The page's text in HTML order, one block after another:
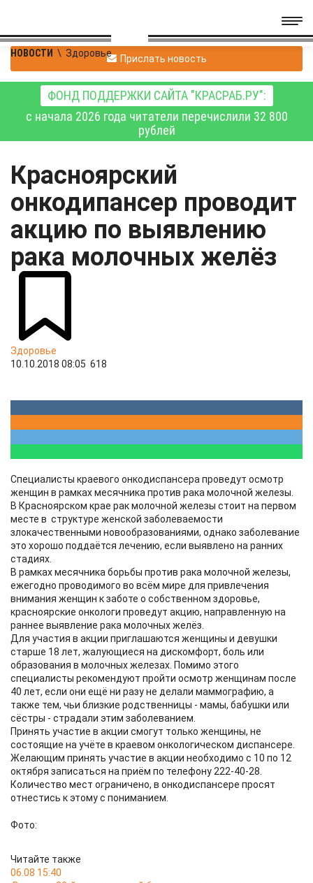
НОВОСТИ \ Здоровье Прислать новость
ФОНД ПОДДЕРЖКИ САЙТА "КРАСРАБ.РУ":
с начала 2026 года читатели перечислили 32 800
рублей
Красноярский
онкодипансер проводит
акцию по выявлению
рака молочных желёз
Здоровье
10.10.2018 08:05 618
Специалисты краевого онкодиспансера проведут осмотр
женщин в рамках месячника против рака молочной железы.
В Красноярском крае рак молочной железы стоит на первом
месте в структуре женской заболеваемости
злокачественными новообразованиями, однако заболевание
это хорошо поддаётся лечению, если выявлено на ранних
стадиях.
В рамках месячника борьбы против рака молочной железы,
ежегодно проводимого во всём мире для привлечения
внимания женщин к заботе о собственном здоровье,
красноярские онкологи проведут акцию, направленную на
раннее выявление рака молочных желёз.
Для участия в акции приглашаются женщины и девушки
старше 18 лет, жалующиеся на дискомфорт, боль или
образования в молочных железах. Помимо этого
специалисты рекомендуют пройти осмотр женщинам после
40 лет, если они ещё ни разу не делали маммографию, а
также тем, чьи близкие родственницы - мамы, бабушки или
сёстры - страдали этим заболеванием.
Принять участие в акции смогут только женщины, не
состоящие на учёте в краевом онкологическом диспансере.
Желающим принять участие в акции необходимо с 10 по 12
октября записаться на приём по телефону 222-40-28.
Количество мест ограничено, в онкодиспансере просят
отнестись к этому с пониманием.
Фото:
Читайте также
06.08 15:40